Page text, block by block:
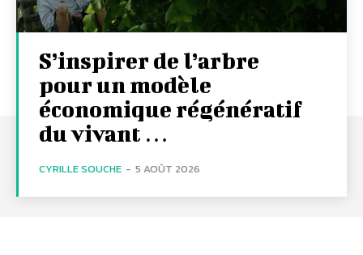
S’inspirer de l’arbre
pour un modèle
économique régénératif
du vivant …
CYRILLE SOUCHE - 5 AOÛT 2026